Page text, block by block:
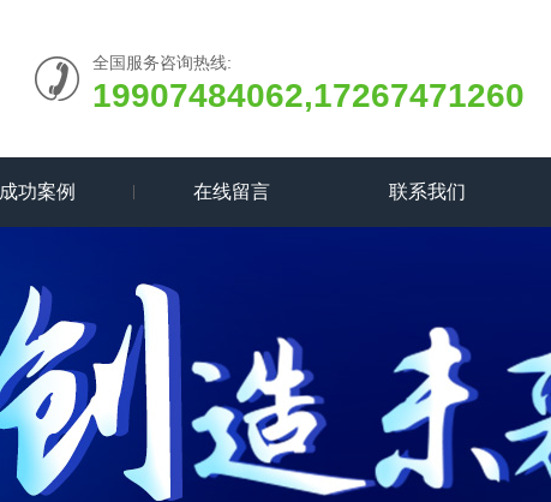
全国服务咨询热线:
19907484062,17267471260
成功案例 在线留言 联系我们